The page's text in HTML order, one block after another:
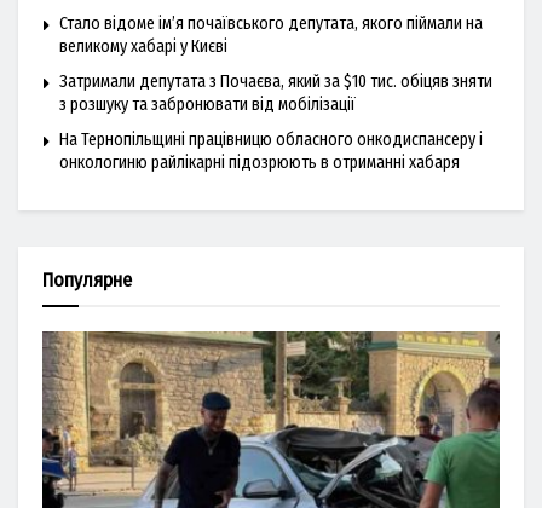
Стало відоме ім’я почаївського депутата, якого піймали на
великому хабарі у Києві
Затримали депутата з Почаєва, який за $10 тис. обіцяв зняти
з розшуку та забронювати від мобілізації
На Тернопільщині працівницю обласного онкодиспансеру і
онкологиню райлікарні підозрюють в отриманні хабаря
Популярне